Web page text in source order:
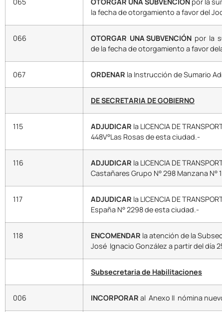
065 OTORGAR UNA SUBVENCIÓN por la
la fecha de otorgamiento a favor del
066 OTORGAR UNA SUBVENCIÓN por la
de la fecha de otorgamiento a favor
067 ORDENAR la Instrucción de Sumario
DE SECRETARIA DE GOBIERNO
115 ADJUDICAR la LICENCIA DE
448V°Las Rosas de esta ciudad.-
116 ADJUDICAR la LICENCIA DE
Castañares Grupo N° 298 Manzana N°
117 ADJUDICAR la LICENCIA DE
España N° 2298 de esta ciudad.-
118 ENCOMENDAR la atención de la
José Ignacio González a partir del día
Subsecretaria de Habilitaciones
006 INCORPORAR al Anexo II nómina